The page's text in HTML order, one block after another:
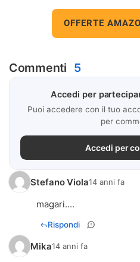
OFFERTE
Commenti 5
Accedi per
Puoi accedere con il tuo
per
Accedi per
Stefano Viola14 anni fa
magari....
Rispondi
Mika14 anni fa